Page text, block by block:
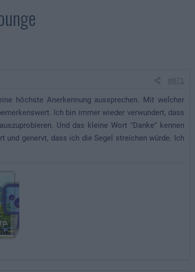
#871
höchste Anerkennung aussprechen. Mit welcher
Ich bin immer wieder verwundert, dass
Und das kleine Wort "Danke" kennen
genervt, dass ich die Segel streichen würde. Ich